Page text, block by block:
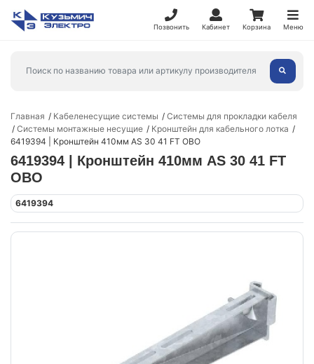
Позвонить Кабинет Корзина Меню
Главная Кабеленесущие системы
Системы для прокладки кабеля
Системы монтажные несущие
Кронштейн для кабельного лотка
6419394 | Кронштейн 410мм AS 30 41 FT OBO
6419394 | Кронштейн 410мм AS 30 41 FT
OBO
6419394